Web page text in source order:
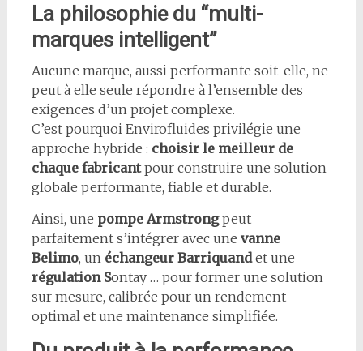
La philosophie du “multi-
marques intelligent”
Aucune marque, aussi performante soit-elle, ne
peut à elle seule répondre à l’ensemble des
exigences d’un projet complexe.
C’est pourquoi Envirofluides privilégie une
approche hybride : choisir le meilleur de
chaque fabricantpour construire une solution
globale performante, fiable et durable.
Ainsi, une pompe Armstrongpeut
parfaitement s’intégrer avec une vanne
Belimo, un échangeur Barriquandet une
régulation Sontay … pour former une solution
sur mesure, calibrée pour un rendement
optimal et une maintenance simplifiée.